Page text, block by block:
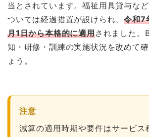
当とされています。福祉用具貸与な
ついては経過措置が設けられ、令和7
月1日から本格的に適用されました。
知・研修・訓練の実施状況を改めて
ょう。
注意
減算の適用時期や要件はサービス